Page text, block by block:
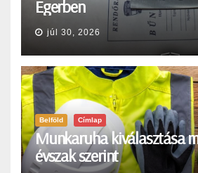
Egerben
júl 30, 2026
Belföld Címlap
Munkaruha kiválasztása
évszak szerint